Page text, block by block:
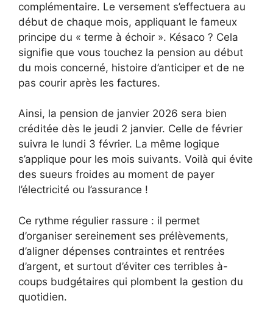
complémentaire. Le versement s’effectuera au
début de chaque mois, appliquant le fameux
principe du « terme à échoir ». Késaco ? Cela
signifie que vous touchez la pension au début
du mois concerné, histoire d’anticiper et de ne
pas courir après les factures.
Ainsi, la pension de janvier 2026 sera bien
créditée dès le jeudi 2 janvier. Celle de février
suivra le lundi 3 février. La même logique
s’applique pour les mois suivants. Voilà qui évite
des sueurs froides au moment de payer
l’électricité ou l’assurance !
Ce rythme régulier rassure : il permet
d’organiser sereinement ses prélèvements,
d’aligner dépenses contraintes et rentrées
d’argent, et surtout d’éviter ces terribles à-
coups budgétaires qui plombent la gestion du
quotidien.